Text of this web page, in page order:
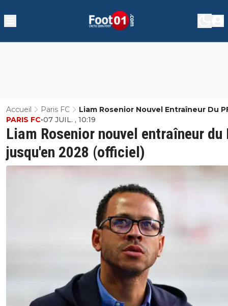
Accueil Paris FC
Liam Rosenior Nouvel Entraîneur Du
Jusqu'en 2028 (officiel)
Liam Rosenior nouvel entraîneur du
jusqu'en 2028 (officiel)
PARIS FC•07 JUIL. , 10:19